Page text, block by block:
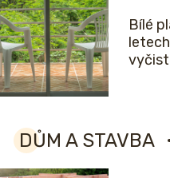
Bílé
DŮM A STAVBA